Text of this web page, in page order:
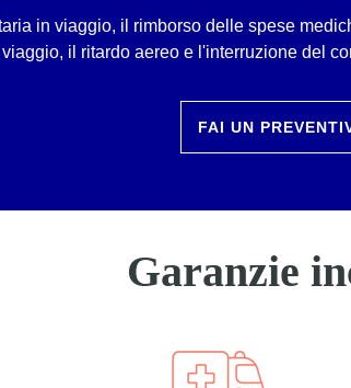
in viaggio, il rimborso delle spese
il ritardo aereo e l'interruzione del
FAI UN
Garanzie